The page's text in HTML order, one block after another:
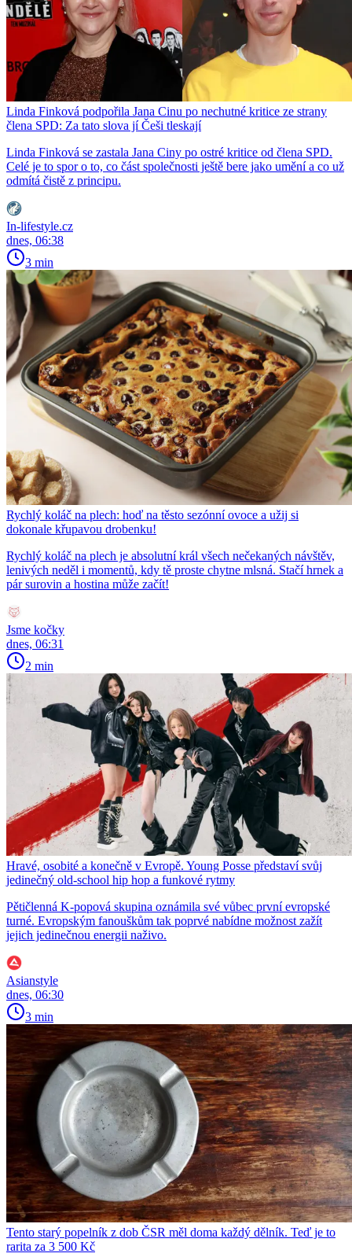
Linda Finková podpořila Jana Cinu po nechutné kritice ze strany
člena SPD: Za tato slova jí Češi tleskají
Linda Finková se zastala Jana Ciny po ostré kritice od člena SPD.
Celé je to spor o to, co část společnosti ještě bere jako umění a co už
odmítá čistě z principu.
In-lifestyle.cz
dnes, 06:38
3 min
Rychlý koláč na plech: hoď na těsto sezónní ovoce a užij si
dokonale křupavou drobenku!
Rychlý koláč na plech je absolutní král všech nečekaných návštěv,
lenivých neděl i momentů, kdy tě proste chytne mlsná. Stačí hrnek a
pár surovin a hostina může začít!
Jsme kočky
dnes, 06:31
2 min
Hravé, osobité a konečně v Evropě. Young Posse představí svůj
jedinečný old-school hip hop a funkové rytmy
Pětičlenná K-popová skupina oznámila své vůbec první evropské
turné. Evropským fanouškům tak poprvé nabídne možnost zažít
jejich jedinečnou energii naživo.
Asianstyle
dnes, 06:30
3 min
Tento starý popelník z dob ČSR měl doma každý dělník. Teď je to
rarita za 3 500 Kč